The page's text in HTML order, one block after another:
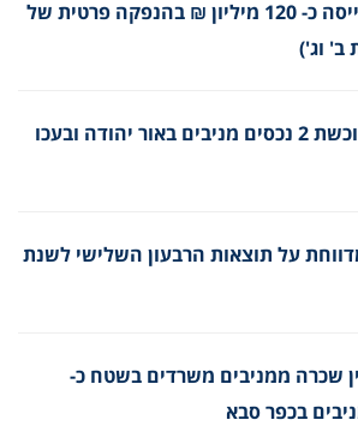
מיליון ₪ בהנפקה פרטית של
ב' וג')
מניבים רוכשת 2 נכסים מניבים באור יהודה ובעכו
על תוצאות הרבעון השלישי לשנת
שכרה ממניבים משרדים בשטח כ-